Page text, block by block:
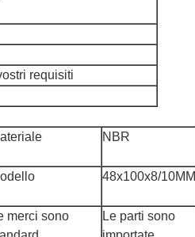
requisiti
NBR
48x100x8/10MM
merci sono
Le parti sono